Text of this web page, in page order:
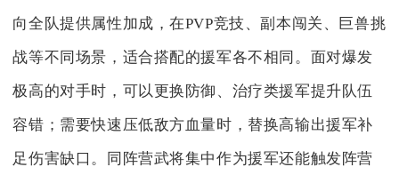
向全队提供属性加成，在PVP竞技、副本闯关、巨兽挑
战等不同场景，适合搭配的援军各不相同。面对爆发
极高的对手时，可以更换防御、治疗类援军提升队伍
容错；需要快速压低敌方血量时，替换高输出援军补
足伤害缺口。同阵营武将集中作为援军还能触发阵营